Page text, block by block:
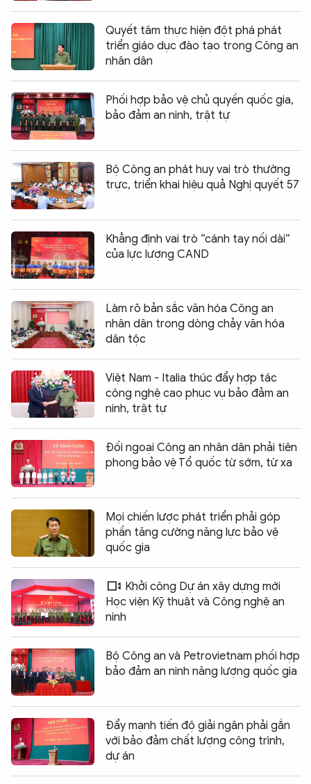
Quyết tâm thực hiện đột phá phát
triển giáo dục đào tạo trong Công an
nhân dân
Phối hợp bảo vệ chủ quyền quốc gia,
bảo đảm an ninh, trật tự
Bộ Công an phát huy vai trò thường
trực, triển khai hiệu quả Nghị quyết 57
Khẳng định vai trò “cánh tay nối dài”
của lực lượng CAND
Làm rõ bản sắc văn hóa Công an
nhân dân trong dòng chảy văn hóa
dân tộc
Việt Nam - Italia thúc đẩy hợp tác
công nghệ cao phục vụ bảo đảm an
ninh, trật tự
Đối ngoại Công an nhân dân phải tiên
phong bảo vệ Tổ quốc từ sớm, từ xa
Mọi chiến lược phát triển phải góp
phần tăng cường năng lực bảo vệ
quốc gia
Khởi công Dự án xây dựng mới
Học viện Kỹ thuật và Công nghệ an
ninh
Bộ Công an và Petrovietnam phối hợp
bảo đảm an ninh năng lượng quốc gia
Đẩy mạnh tiến độ giải ngân phải gắn
với bảo đảm chất lượng công trình,
dự án